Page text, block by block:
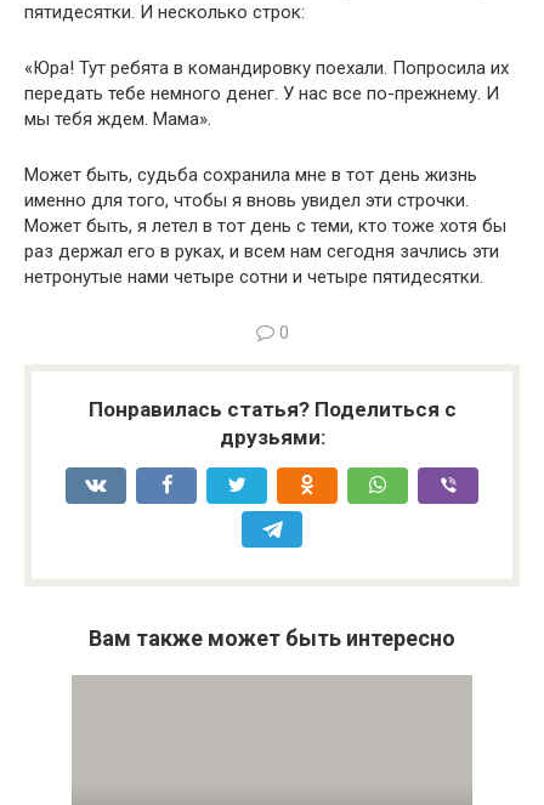
пятидесятки. И несколько строк:
«Юра! Тут ребята в командировку поехали. Попроси­ла их
передать тебе немного денег. У нас все по-прежне­му. И
мы тебя ждем. Мама».
Может быть, судьба сохранила мне в тот день жизнь
именно для того, чтобы я вновь увидел эти строчки.
Может быть, я летел в тот день с теми, кто тоже хотя бы
раз держал его в руках, и всем нам сегодня зачлись эти
нетронутые нами четыре сотни и четыре пятиде­сятки.
0
Понравилась статья? Поделиться с
друзьями:
Вам также может быть интересно